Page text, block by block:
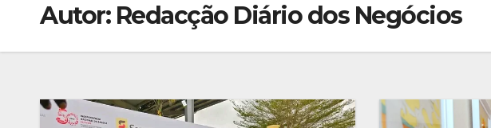
Autor: Redacção Diário dos Negócios